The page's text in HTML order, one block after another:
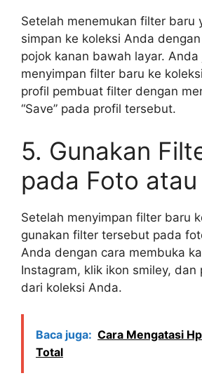
Setelah menemukan filter baru
simpan ke koleksi Anda dengan
pojok kanan bawah layar. Anda
menyimpan filter baru ke
profil pembuat filter dengan
“Save” pada profil tersebut.
5. Gunakan
pada Foto
Setelah menyimpan filter baru
gunakan filter tersebut pada
Anda dengan cara membuka
Instagram, klik ikon smiley, dan
dari koleksi Anda.
Baca juga: Cara Mengatasi
Total